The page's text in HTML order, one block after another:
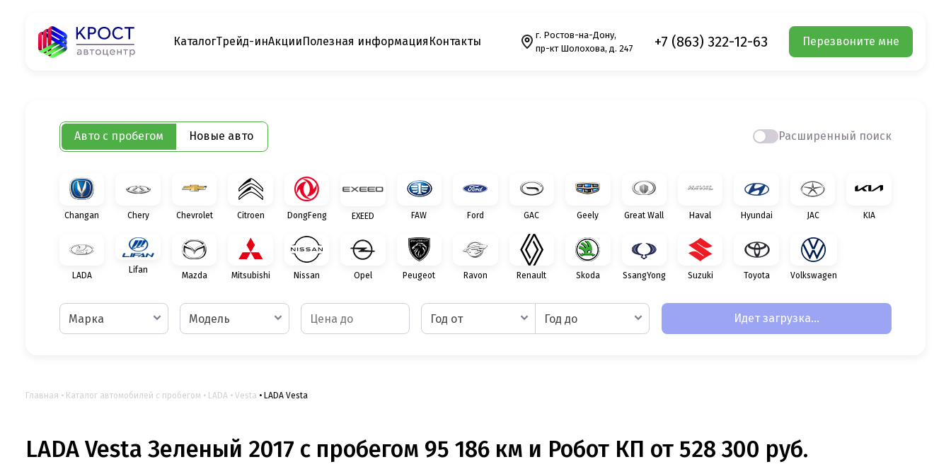
КаталогТрейд-инАкцииПолезная информация Контакты
г. Ростов-на-Дону,
пр-кт Шолохова, д. 247
+7 (863) 322-12-63 Перезвоните мне
Авто с пробегом Новые авто Расширенный поиск
Changan Chery Chevrolet Citroen DongFeng EXEED FAW Ford GAC Geely Great Wall Haval Hyundai JAC KIA
LADA
Lifan
Mazda Mitsubishi Nissan Opel Peugeot Ravon Renault Skoda SsangYong Suzuki Toyota Volkswagen
Марка Модель Год от Год до Идет загрузка...
Главная Каталог автомобилей с пробегом LADA Vesta LADA Vesta
LADA Vesta Зеленый 2017 с пробегом 95 186 км и Робот КП от 528 300 руб.